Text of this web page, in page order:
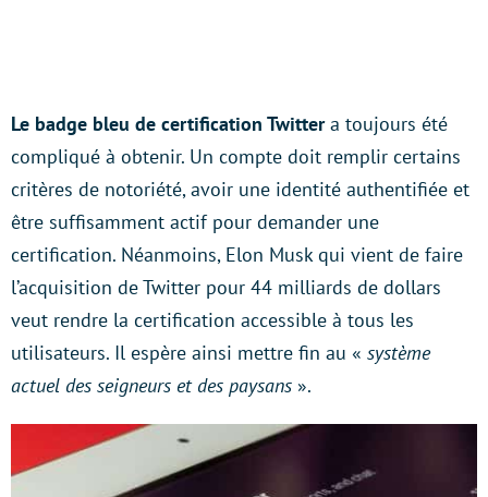
Le badge bleu de certification Twittera toujours été
compliqué à obtenir. Un compte doit remplir certains
critères de notoriété, avoir une identité authentifiée et
être suffisamment actif pour demander une
certification. Néanmoins, Elon Musk qui vient de faire
l’acquisition de Twitter pour 44 milliards de dollars
veut rendre la certification accessible à tous les
utilisateurs. Il espère ainsi mettre fin au « système
actuel des seigneurs et des paysans ».